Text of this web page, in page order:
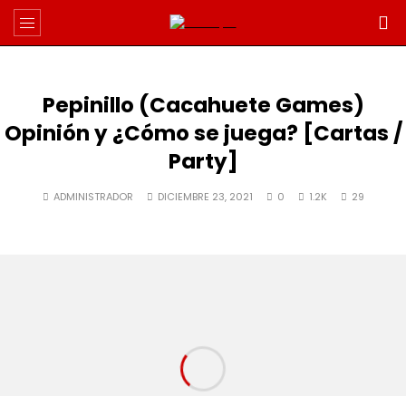
Pepinillo (Cacahuete Games)
Opinión y ¿Cómo se juega? [Cartas /
Party]
ADMINISTRADOR DICIEMBRE 23, 2021 0 1.2K 29